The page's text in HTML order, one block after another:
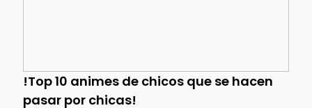
!Top 10 animes de chicos que se hacen
pasar por chicas!